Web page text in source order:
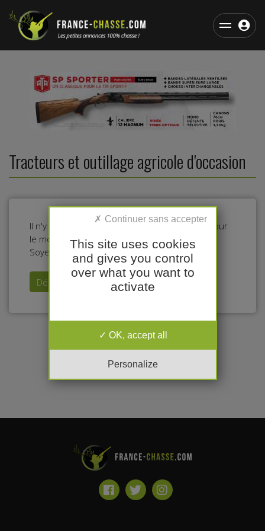
Tracteurs et outillage agricole d'occasion
Il n'y a pas d'annonces dans cette catégorie pour
le moment.
Soyez le premier à déposer une annonce !
Déposer mon annonce
This site uses cookies
and gives you control
over what you want to
activate
OK, accept all
Personalize